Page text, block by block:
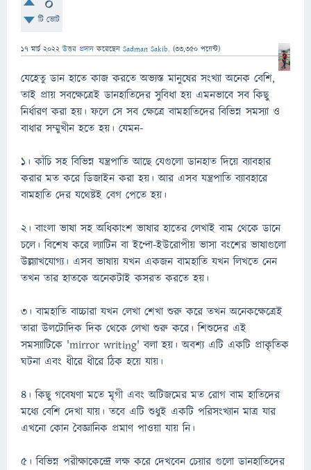
টি ভোট
17 মার্চ 2022 উত্তর প্রদান করেছেন Sadman Sakib. (33,350 পয়েন্ট)
যেহেতু ডান হাতে কাজ করতে অভ্যস্ত মানুষের সংখ্যা অনেক বেশি,
তাই প্রায় সবক্ষেত্রেই ডানহাতিদের সুবিধা হয় এমনভাবে সব কিছু
নির্ধারণ করা হয়। ফলে সে সব ক্ষেত্রে বামহাতিদের বিভিন্ন সমস্যা ও
বাধার সম্মুখীন হতে হয়। যেমন-
১। কাঁচি সহ বিভিন্ন যন্ত্রপাতি আছে যেগুলো ডানহাত দিয়ে ব্যাবহার
করার মত করে ডিজাইন করা হয়। আর এসব যন্ত্রপাতি ব্যাবহারে
বামহাতি দের যথেষ্টই বেগ পেতে হয়।
২। বাংলা ভাষা সহ অধিকাংশ ভাষার হাতের লেখাই বাম থেকে ডানে
চলে। বিশেষ করে ল্যাটিন বা ইন্দো-ইউরোপীয় ভাসা বংশের ভাষাগুলো
উল্ল্যাখযোগ্য। এসব ভাষায় যখন একজন বামহাতি যখন লিখতে নেন
তখন তার হাতকে অনেকটাই কসরত করতে হয়।
৩। বামহাতি বাচ্চারা যখন লেখা শেখা শুরু করে তখন অনেকক্ষেত্রেই
তারা উলটোদিক দিক থেকে লেখা শুরু করে। শিশুদের এই
সমস্যাটিকে 'mirror writing' বলা হয়। অবশ্য এটি একটি প্রাকৃতিক
ঘটনা এবং ধীরে ধীরে ঠিক হয়ে যায়।
৪। কিছু গবেষণা মতে মৃগী এবং অটিজমের মত রোগ বাম হাতিদের
মধ্যে বেশি দেখা যায়। তবে এটি শুধুই একটি পরিসংখ্যান মাত্র যার
এখনো কোন বৈজ্ঞানিক প্রমাণ পাওয়া যায় নি।
৫। বিভিন্ন পরীক্ষাকেন্দ্রে লক্ষ করে দেখবেন চেয়ার গুলো ডানহাতিদের